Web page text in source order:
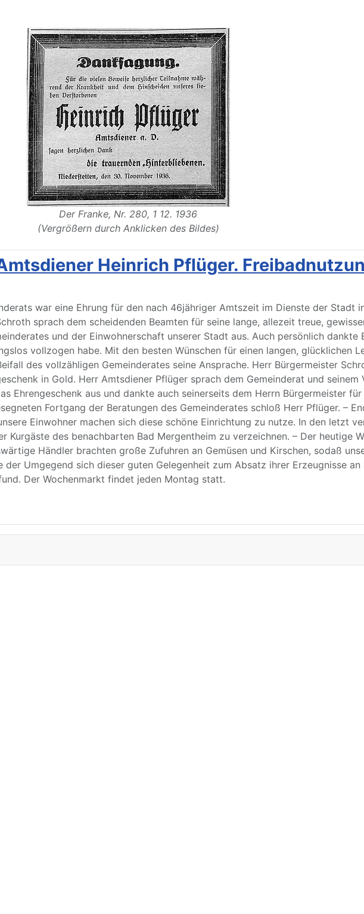
Der Franke, Nr. 280, 1 12. 1936
(Vergrößern durch Anklicken des Bildes)
Heinrich Pflüger.
war eine Ehrung für den nach 46jähriger Amtszeit im Dienste der Stadt
sprach dem scheidenden Beamten für seine lange, allezeit treue,
und der Einwohnerschaft unserer Stadt aus. Auch persönlich dankte
vollzogen habe. Mit den besten Wünschen für einen langen, glücklichen
des vollzähligen Gemeinderates seine Ansprache. Herr Bürgermeister
in Gold. Herr Amtsdiener Pflüger sprach dem Gemeinderat und seinem
Ehrengeschenk aus und dankte auch seinerseits dem Herrn Bürgermeister
Fortgang der Beratungen des Gemeinderates schloß Herr Pflüger. –
Einwohner machen sich diese schöne Einrichtung zu nutze. In den letzt
Kurgäste des benachbarten Bad Mergentheim zu verzeichnen. – Der heutige
Händler brachten große Zufuhren an Gemüsen und Kirschen, sodaß
Umgegend sich dieser guten Gelegenheit zum Absatz ihrer Erzeugnisse
Der Wochenmarkt findet jeden Montag statt.